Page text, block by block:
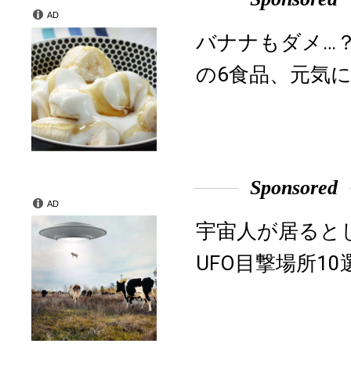
バナナもダメ…
の6食品、元気
AD
Sponsored
宇宙人が居ると
UFO目撃場所10
AD